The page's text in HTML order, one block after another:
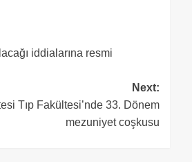
iddialarına resmi
Next:
Tıp Fakültesi’nde 33. Dönem
mezuniyet coşkusu